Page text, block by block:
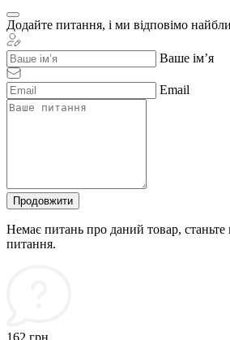
Додайте питання, і ми відповімо
Ваше ім’я
Email
Продовжити
Немає питань про даний товар, станьте
питання.
162 грн